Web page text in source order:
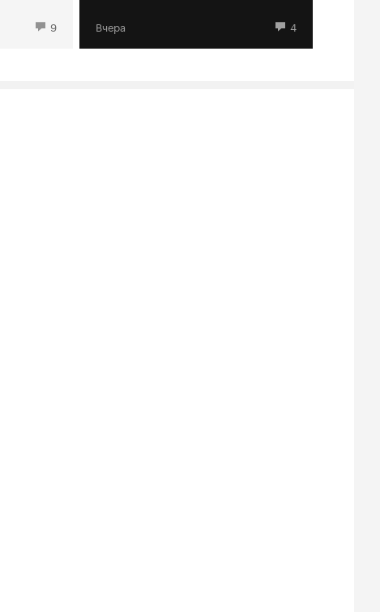
9 Вчера 4